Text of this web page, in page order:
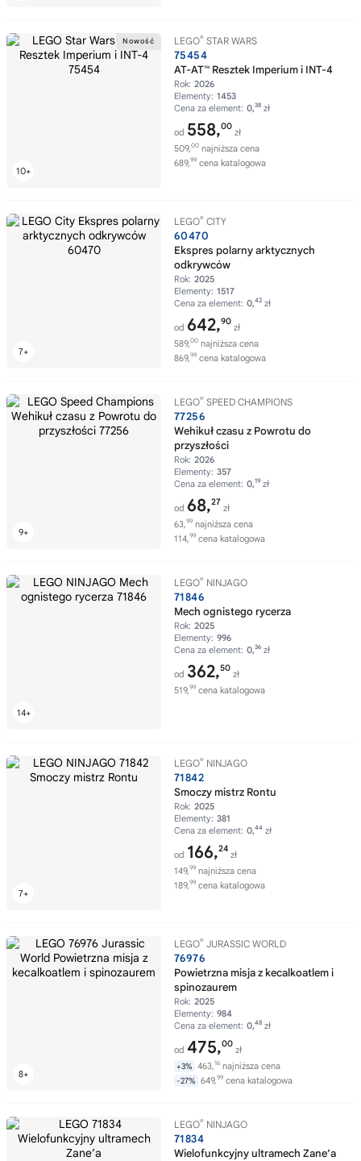
LEGO® STAR WARS
75454
AT-AT™ Resztek Imperium i INT-4
Rok: 2026
Elementy: 1453
Cena za element: 0,38 zł
od 558,00
zł
509,00 najniższa cena
689,99 cena katalogowa
LEGO® CITY
60470
Ekspres polarny arktycznych
odkrywców
Rok: 2025
Elementy: 1517
Cena za element: 0,42 zł
od 642,90
zł
589,00 najniższa cena
869,99 cena katalogowa
LEGO® SPEED CHAMPIONS
77256
Wehikuł czasu z Powrotu do
przyszłości
Rok: 2026
Elementy: 357
Cena za element: 0,19 zł
od 68,27
zł
63,99 najniższa cena
114,99 cena katalogowa
LEGO® NINJAGO
71846
Mech ognistego rycerza
Rok: 2025
Elementy: 996
Cena za element: 0,36 zł
od 362,50
zł
519,99 cena katalogowa
LEGO® NINJAGO
71842
Smoczy mistrz Rontu
Rok: 2025
Elementy: 381
Cena za element: 0,44 zł
od 166,24
zł
149,99 najniższa cena
189,99 cena katalogowa
LEGO® JURASSIC WORLD
76976
Powietrzna misja z kecalkoatlem i
spinozaurem
Rok: 2025
Elementy: 984
Cena za element: 0,48 zł
od 475,00
zł
+3% 463,16 najniższa cena
-27% 649,99 cena katalogowa
LEGO® NINJAGO
71834
Wielofunkcyjny ultramech Zane’a